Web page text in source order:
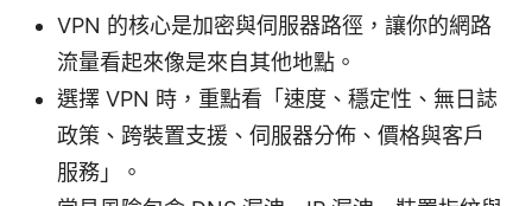
VPN 的核心是加密與伺服器路徑，讓你的網路
流量看起來像是來自其他地點。
選擇 VPN 時，重點看「速度、穩定性、無日誌
政策、跨裝置支援、伺服器分佈、價格與客戶
服務」。